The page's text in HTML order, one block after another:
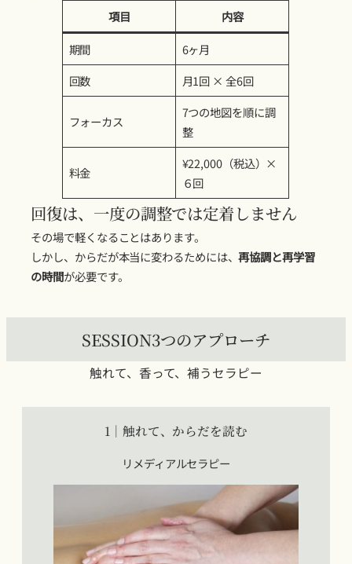
項目
内容
期間
6ヶ月
回数
月1回 × 全6回
フォーカス
7つの地図を順に調
整
料金
¥22,000（税込）×
６回
回復は、一度の調整では定着しません
その場で軽くなることはあります。
しかし、からだが本当に変わるためには、再協調と再学習
の時間が必要です。
SESSION3つのアプローチ
触れて、香って、補うセラピー
1｜触れて、からだを読む
リメディアルセラピー